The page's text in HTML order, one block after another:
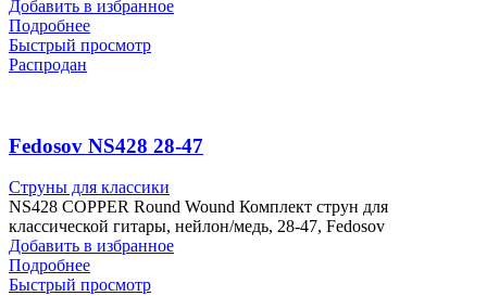
Добавить в избранное
Подробнее
Быстрый просмотр
Распродан
Fedosov NS428 28-47
Струны для классики
NS428 COPPER Round Wound Комплект струн для
классической гитары, нейлон/медь, 28-47, Fedosov
Добавить в избранное
Подробнее
Быстрый просмотр